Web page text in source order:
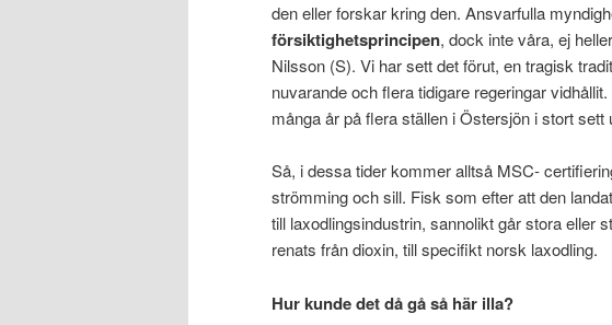
den eller forskar kring den. Ansvarfulla
försiktighetsprincipen, dock inte våra, ej
Nilsson (S). Vi har sett det förut, en tragisk
nuvarande och flera tidigare regeringar
många år på flera ställen i Östersjön i stort sett
Så, i dessa tider kommer alltså MSC-
strömming och sill. Fisk som efter att den
till laxodlingsindustrin, sannolikt går stora eller
renats från dioxin, till specifikt norsk laxodling.
Hur kunde det då gå så här illa?